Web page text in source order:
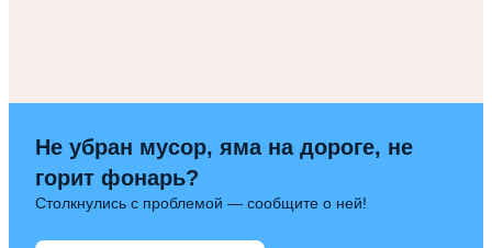
Не убран мусор, яма на дороге, не
горит фонарь?
Столкнулись с проблемой — сообщите о ней!